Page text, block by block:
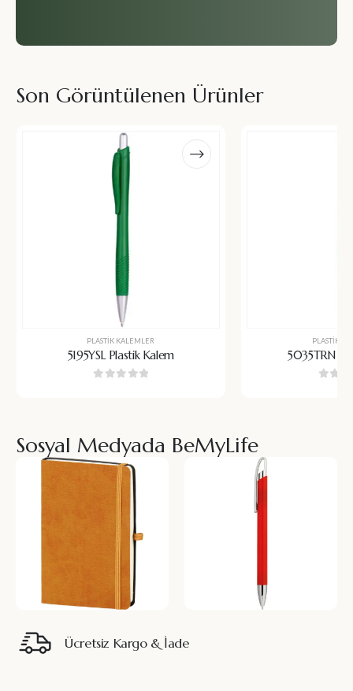
Son Görüntülenen Ürünler
PLASTIK KALEMLER
5195YSL Plastik Kalem
PLASTIK
5035TRN
Sosyal Medyada BeMyLife
Ücretsiz Kargo & İade